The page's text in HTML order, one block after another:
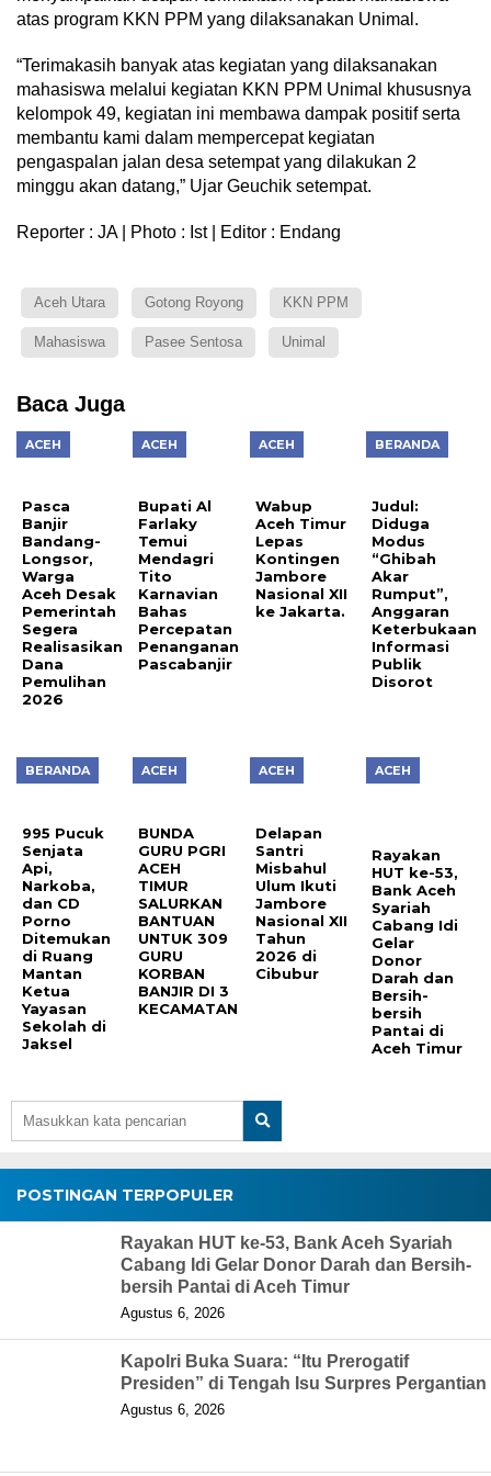
atas program KKN PPM yang dilaksanakan Unimal.
“Terimakasih banyak atas kegiatan yang dilaksanakan
mahasiswa melalui kegiatan KKN PPM Unimal khususnya
kelompok 49, kegiatan ini membawa dampak positif serta
membantu kami dalam mempercepat kegiatan
pengaspalan jalan desa setempat yang dilakukan 2
minggu akan datang,” Ujar Geuchik setempat.
Reporter : JA | Photo : Ist | Editor : Endang
Aceh Utara Gotong Royong KKN PPM
Mahasiswa Pasee Sentosa Unimal
Baca Juga
ACEH
Pasca
Banjir
Bandang-
Longsor,
Warga
Aceh Desak
Pemerintah
Segera
Realisasikan
Dana
Pemulihan
2026
ACEH
Bupati Al
Farlaky
Temui
Mendagri
Tito
Karnavian
Bahas
Percepatan
Penanganan
Pascabanjir
ACEH
Wabup
Aceh Timur
Lepas
Kontingen
Jambore
Nasional XII
ke Jakarta.
BERANDA
Judul:
Diduga
Modus
“Ghibah
Akar
Rumput”,
Anggaran
Keterbukaan
Informasi
Publik
Disorot
BERANDA
995 Pucuk
Senjata
Api,
Narkoba,
dan CD
Porno
Ditemukan
di Ruang
Mantan
Ketua
Yayasan
Sekolah di
Jaksel
ACEH
BUNDA
GURU PGRI
ACEH
TIMUR
SALURKAN
BANTUAN
UNTUK 309
GURU
KORBAN
BANJIR DI 3
KECAMATAN
ACEH
Delapan
Santri
Misbahul
Ulum Ikuti
Jambore
Nasional XII
Tahun
2026 di
Cibubur
ACEH
Rayakan
HUT ke-53,
Bank Aceh
Syariah
Cabang Idi
Gelar
Donor
Darah dan
Bersih-
bersih
Pantai di
Aceh Timur
POSTINGAN TERPOPULER
Rayakan HUT ke-53, Bank Aceh Syariah
Cabang Idi Gelar Donor Darah dan Bersih-
bersih Pantai di Aceh Timur
Agustus 6, 2026
Kapolri Buka Suara: “Itu Prerogatif
Presiden” di Tengah Isu Surpres Pergantian
Agustus 6, 2026